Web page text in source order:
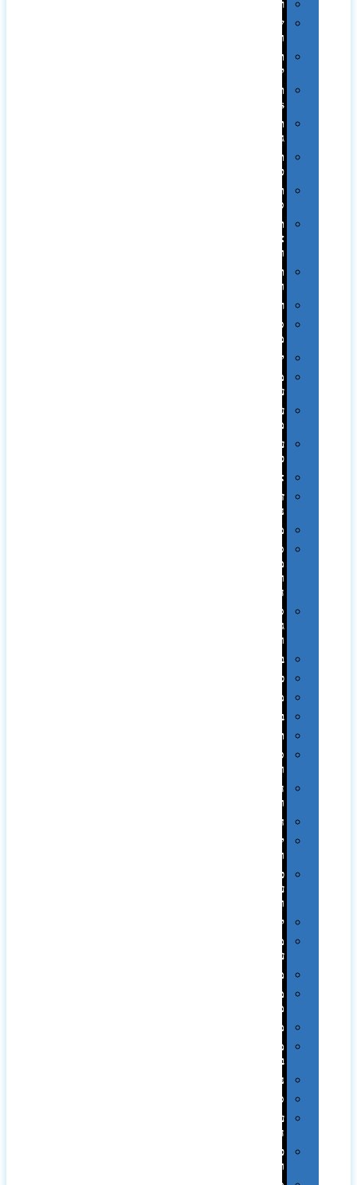
רכב
שעונים
ומסגרות
תיקים
לכנסים
תיקי
Swiss
תיקי
תיקי
טיולים
תיקי
ספורט
תיקי
ומכתביות
תערוכות
וכנסים
רמקולים
סוכריות
ממותגות
יודאיקה
מארזי
עטים
עטי
מתכת
עטי
פלסטיק
אוזניות
זכרונות
ניידים
מפצלים
סביבת
מחשב
וציוד
היקפי
סוללות
גיבוי
ומטענים
ביגוד
כובעים
מגבות
בקבוקים
תרמי
ספלים
וכוסות
הוקרה
ואומנות
חגים
יין
ומארזים
כלי
עבודה
ופנסים
למטבח
מוצרי
עור
מחברות
מחזיקי
מפתחות
משחקים
מתנה
בפחית
נסיעות
ספורט
על
השולחן…
פינוק
וספא